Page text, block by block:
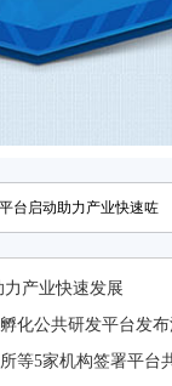
台启动助力产业快速咗
产业快速发展
化公共研发平台发
等5家机构签署平